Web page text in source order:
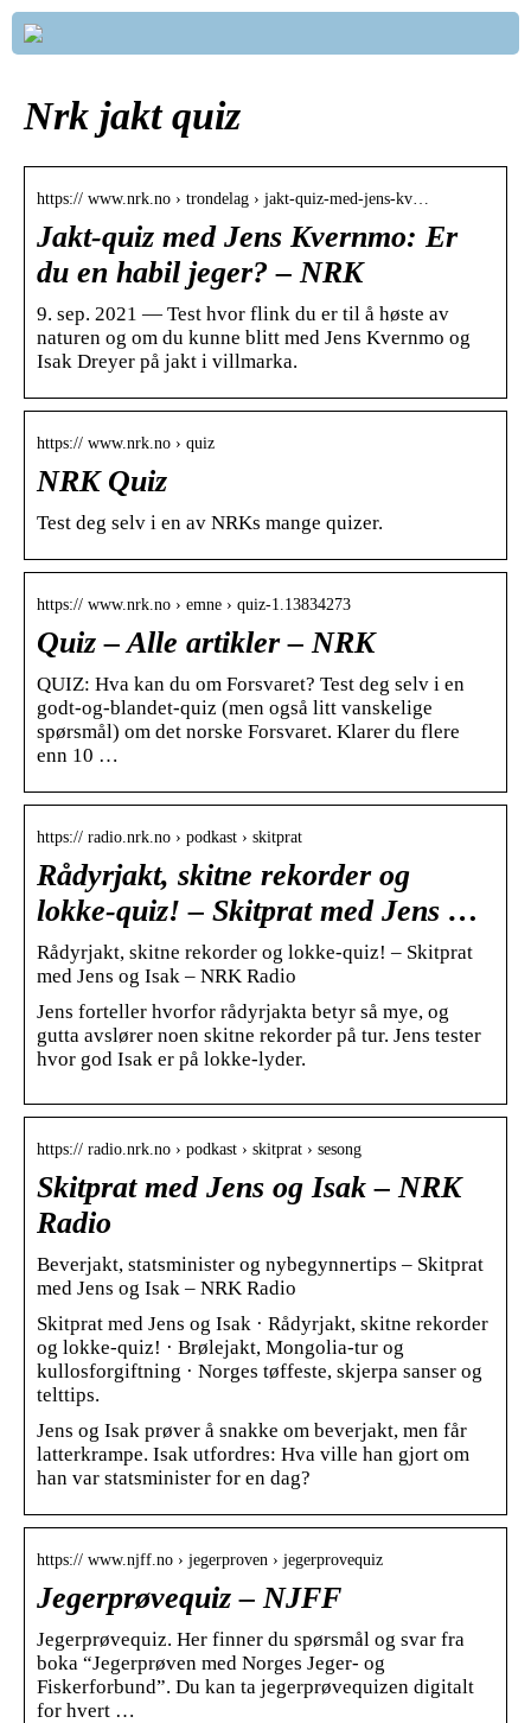
Nrk jakt quiz
https:// www.nrk.no › trondelag › jakt-quiz-med-jens-kv…
Jakt-quiz med Jens Kvernmo: Er
du en habil jeger? – NRK
9. sep. 2021 — Test hvor flink du er til å høste av
naturen og om du kunne blitt med Jens Kvernmo og
Isak Dreyer på jakt i villmarka.
https:// www.nrk.no › quiz
NRK Quiz
Test deg selv i en av NRKs mange quizer.
https:// www.nrk.no › emne › quiz-1.13834273
Quiz – Alle artikler – NRK
QUIZ: Hva kan du om Forsvaret? Test deg selv i en
godt-og-blandet-quiz (men også litt vanskelige
spørsmål) om det norske Forsvaret. Klarer du flere
enn 10 …
https:// radio.nrk.no › podkast › skitprat
Rådyrjakt, skitne rekorder og
lokke-quiz! – Skitprat med Jens …
Rådyrjakt, skitne rekorder og lokke-quiz! – Skitprat
med Jens og Isak – NRK Radio
Jens forteller hvorfor rådyrjakta betyr så mye, og
gutta avslører noen skitne rekorder på tur. Jens tester
hvor god Isak er på lokke-lyder.
https:// radio.nrk.no › podkast › skitprat › sesong
Skitprat med Jens og Isak – NRK
Radio
Beverjakt, statsminister og nybegynnertips – Skitprat
med Jens og Isak – NRK Radio
Skitprat med Jens og Isak · Rådyrjakt, skitne rekorder
og lokke-quiz! · Brølejakt, Mongolia-tur og
kullosforgiftning · Norges tøffeste, skjerpa sanser og
telttips.
Jens og Isak prøver å snakke om beverjakt, men får
latterkrampe. Isak utfordres: Hva ville han gjort om
han var statsminister for en dag?
https:// www.njff.no › jegerproven › jegerprovequiz
Jegerprøvequiz – NJFF
Jegerprøvequiz. Her finner du spørsmål og svar fr​a
boka “Jegerprøven med Norges Jeger- og
Fiskerforbund”. Du kan ta jegerprøvequizen digitalt
for hvert …